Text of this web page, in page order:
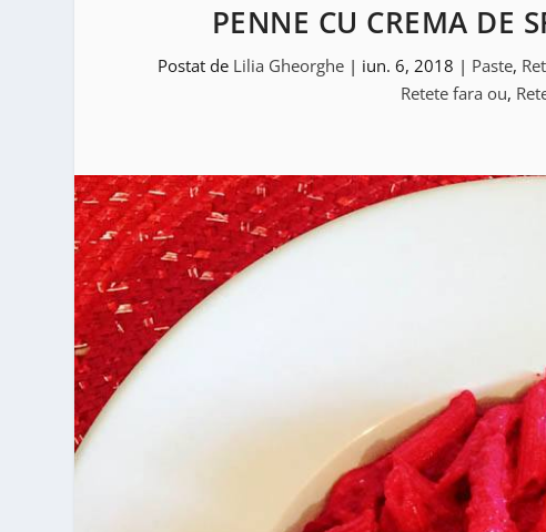
PENNE CU CREMA DE
Postat de Lilia Gheorghe | iun. 6, 2018 | Paste,
Retete fara ou,